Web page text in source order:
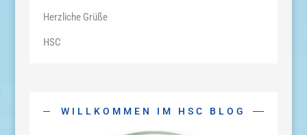
Herzliche Grüße
HSC
WILLKOMMEN IM HSC BLOG